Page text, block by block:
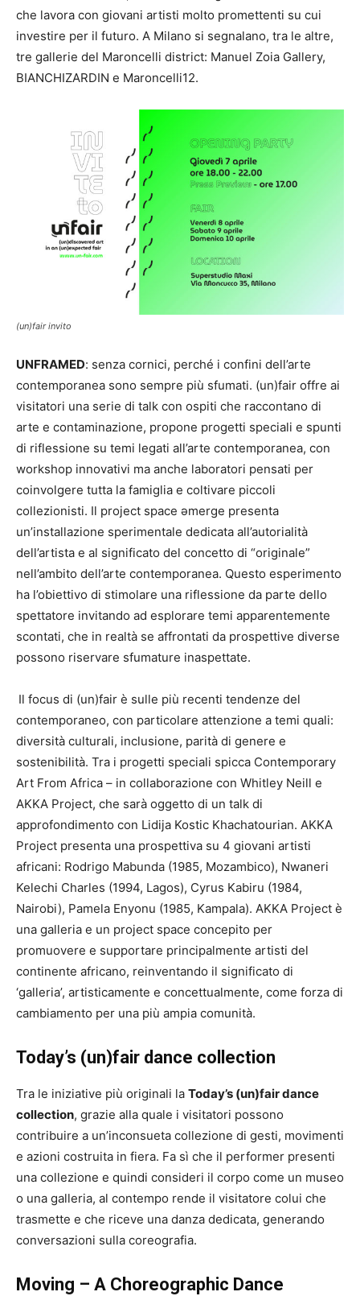
che lavora con giovani artisti molto promettenti su cui
investire per il futuro. A Milano si segnalano, tra le altre,
tre gallerie del Maroncelli district: Manuel Zoia Gallery,
BIANCHIZARDIN e Maroncelli12.
(un)fair invito
UNFRAMED: senza cornici, perché i confini dell’arte
contemporanea sono sempre più sfumati. (un)fair offre ai
visitatori una serie di talk con ospiti che raccontano di
arte e contaminazione, propone progetti speciali e spunti
di riflessione su temi legati all’arte contemporanea, con
workshop innovativi ma anche laboratori pensati per
coinvolgere tutta la famiglia e coltivare piccoli
collezionisti. Il project space əmerge presenta
un’installazione sperimentale dedicata all’autorialità
dell’artista e al significato del concetto di “originale”
nell’ambito dell’arte contemporanea. Questo esperimento
ha l’obiettivo di stimolare una riflessione da parte dello
spettatore invitando ad esplorare temi apparentemente
scontati, che in realtà se affrontati da prospettive diverse
possono riservare sfumature inaspettate.
Il focus di (un)fair è sulle più recenti tendenze del
contemporaneo, con particolare attenzione a temi quali:
diversità culturali, inclusione, parità di genere e
sostenibilità. Tra i progetti speciali spicca Contemporary
Art From Africa – in collaborazione con Whitley Neill e
AKKA Project, che sarà oggetto di un talk di
approfondimento con Lidija Kostic Khachatourian. AKKA
Project presenta una prospettiva su 4 giovani artisti
africani: Rodrigo Mabunda (1985, Mozambico), Nwaneri
Kelechi Charles (1994, Lagos), Cyrus Kabiru (1984,
Nairobi), Pamela Enyonu (1985, Kampala). AKKA Project è
una galleria e un project space concepito per
promuovere e supportare principalmente artisti del
continente africano, reinventando il significato di
‘galleria’, artisticamente e concettualmente, come forza di
cambiamento per una più ampia comunità.
Today’s (un)fair dance collection
Tra le iniziative più originali la Today’s (un)fair dance
collection, grazie alla quale i visitatori possono
contribuire a un’inconsueta collezione di gesti, movimenti
e azioni costruita in fiera. Fa sì che il performer presenti
una collezione e quindi consideri il corpo come un museo
o una galleria, al contempo rende il visitatore colui che
trasmette e che riceve una danza dedicata, generando
conversazioni sulla coreografia.
Moving – A Choreographic Dance